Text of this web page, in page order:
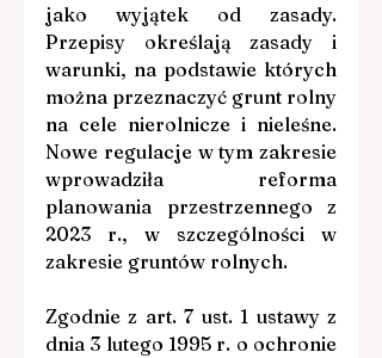
jako wyjątek od zasady.
Przepisy określają zasady i
warunki, na podstawie których
można przeznaczyć grunt rolny
na cele nierolnicze i nieleśne.
Nowe regulacje w tym zakresie
wprowadziła reforma
planowania przestrzennego z
2023 r., w szczególności w
zakresie gruntów rolnych.
Zgodnie z art. 7 ust. 1 ustawy z
dnia 3 lutego 1995 r. o ochronie